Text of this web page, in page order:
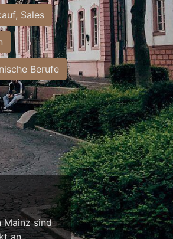
Sales
Berufe
Mainz sind